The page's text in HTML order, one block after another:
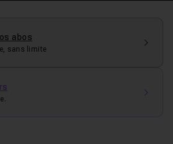
abos
sans limite